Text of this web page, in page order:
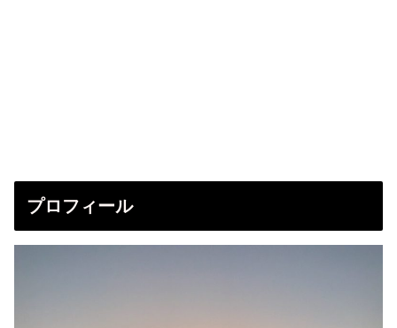
プロフィール